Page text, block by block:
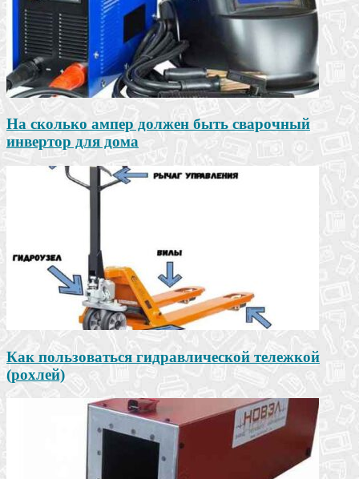
На сколько ампер должен быть сварочный
инвертор для дома
Как пользоваться гидравлической тележкой
(рохлей)